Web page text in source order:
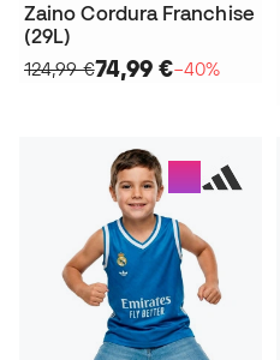
Zaino Cordura Franchise
(29L)
124,99 €74,99 €−40%